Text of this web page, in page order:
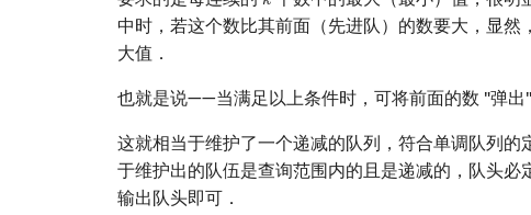
中时，若这个数比其前面（先进队）的数要大，显
大值．
也就是说——当满足以上条件时，可将前面的数 "弹出
这就相当于维护了一个递减的队列，符合单调队列
于维护出的队伍是查询范围内的且是递减的，队头
输出队头即可．